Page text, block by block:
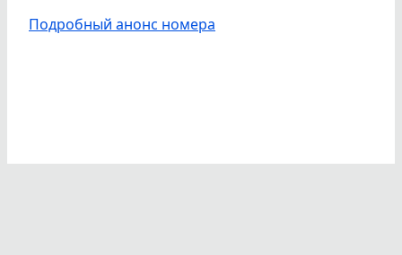
Подробный анонс номера